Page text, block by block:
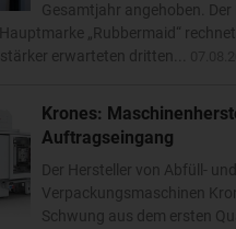
Gesamtjahr angehoben.
„Rubbermaid“
erwarteten dritten...
Krones:
Auftragseingang
Der Hersteller von Abfüll- und
Verpackungsmaschinen
Schwung aus dem ersten